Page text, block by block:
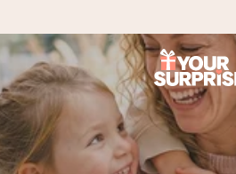
Commandé ce jour,
Nous préparons votre cadeau
en un éclair – pour que vous
quand cela compte le plus.